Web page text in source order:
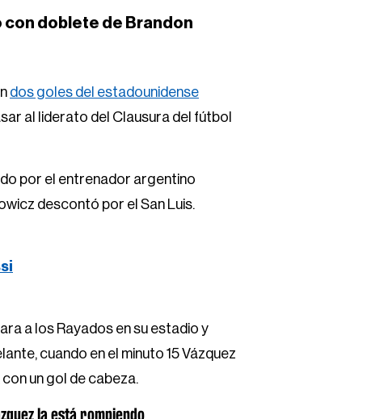
con doblete de Brandon
dos goles del estadounidense
al liderato del Clausura del fútbol
por el entrenador argentino
descontó por el San Luis.
a los Rayados en su estadio y
cuando en el minuto 15 Vázquez
un gol de cabeza.
la está rompiendo